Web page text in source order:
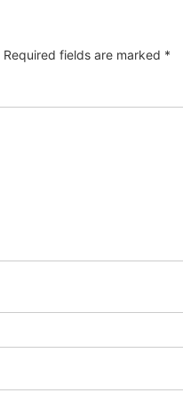
Required fields are marked *